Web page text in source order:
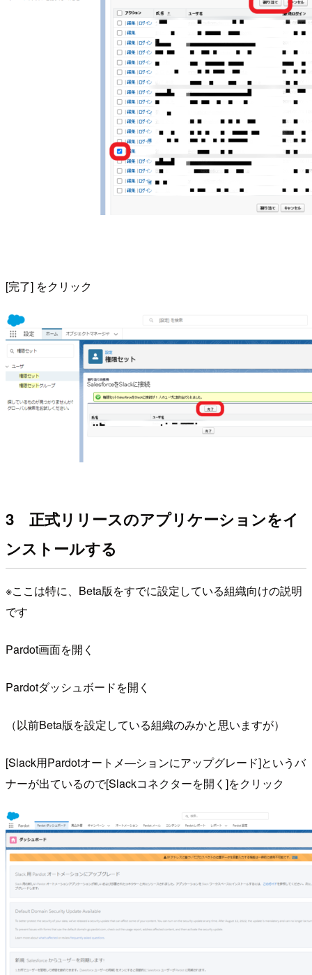
[完了] をクリック
3 正式リリースのアプリケーションをイ
ンストールする
※ここは特に、Beta版をすでに設定している組織向けの説明
です
Pardot画面を開く
Pardotダッシュボードを開く
（以前Beta版を設定している組織のみかと思いますが）
[Slack用Pardotオートメ―ションにアップグレード]というバ
ナーが出ているので[Slackコネクターを開く]をクリック